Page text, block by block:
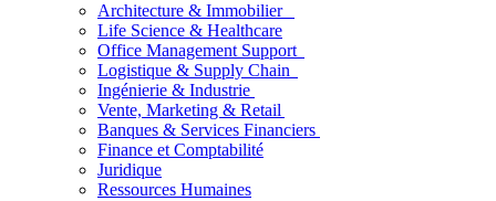
Architecture & Immobilier
Life Science & Healthcare
Office Management Support
Logistique & Supply Chain
Ingénierie & Industrie
Vente, Marketing & Retail
Banques & Services Financiers
Finance et Comptabilité
Juridique
Ressources Humaines